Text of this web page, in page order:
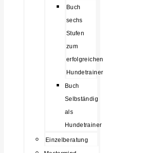
Buch
sechs
Stufen
zum
erfolgreichen
Hundetrainer
Buch
Selbständig
als
Hundetrainer
Einzelberatung